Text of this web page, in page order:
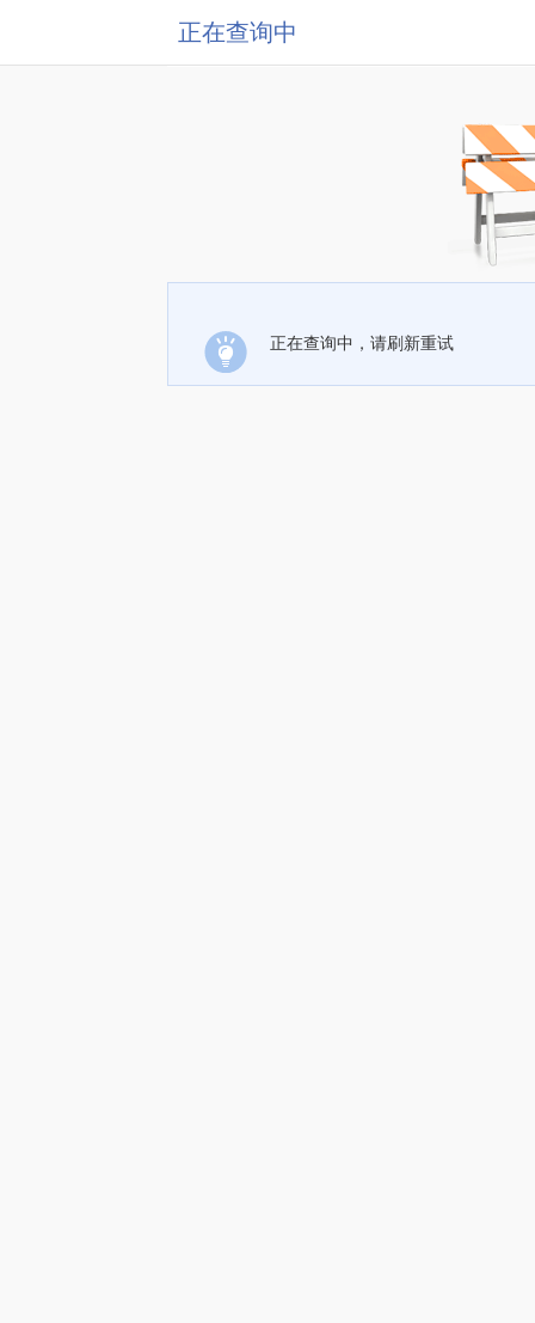
正在查询中
正在查询中，请刷新重试